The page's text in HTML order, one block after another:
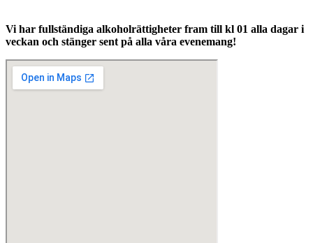
Vi har fullständiga alkoholrättigheter fram till kl 01 alla dagar i
veckan och stänger sent på alla våra evenemang!